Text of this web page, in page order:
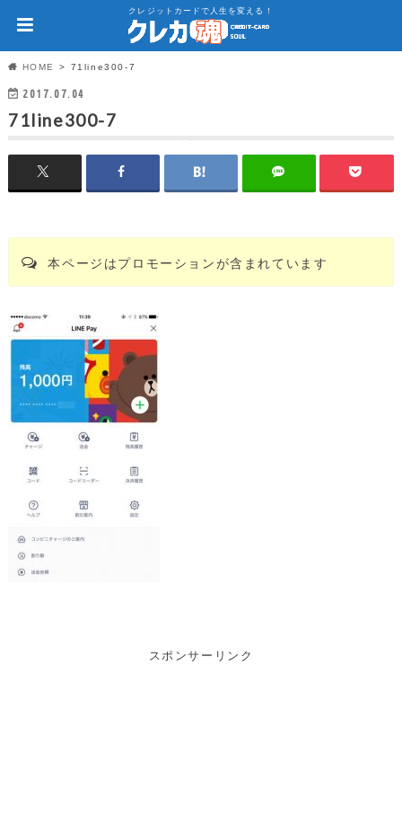
クレジットカードで人生を変える！
HOME 71line300-7
2017.07.04
71line300-7
本ページはプロモーションが含まれています
スポンサーリンク